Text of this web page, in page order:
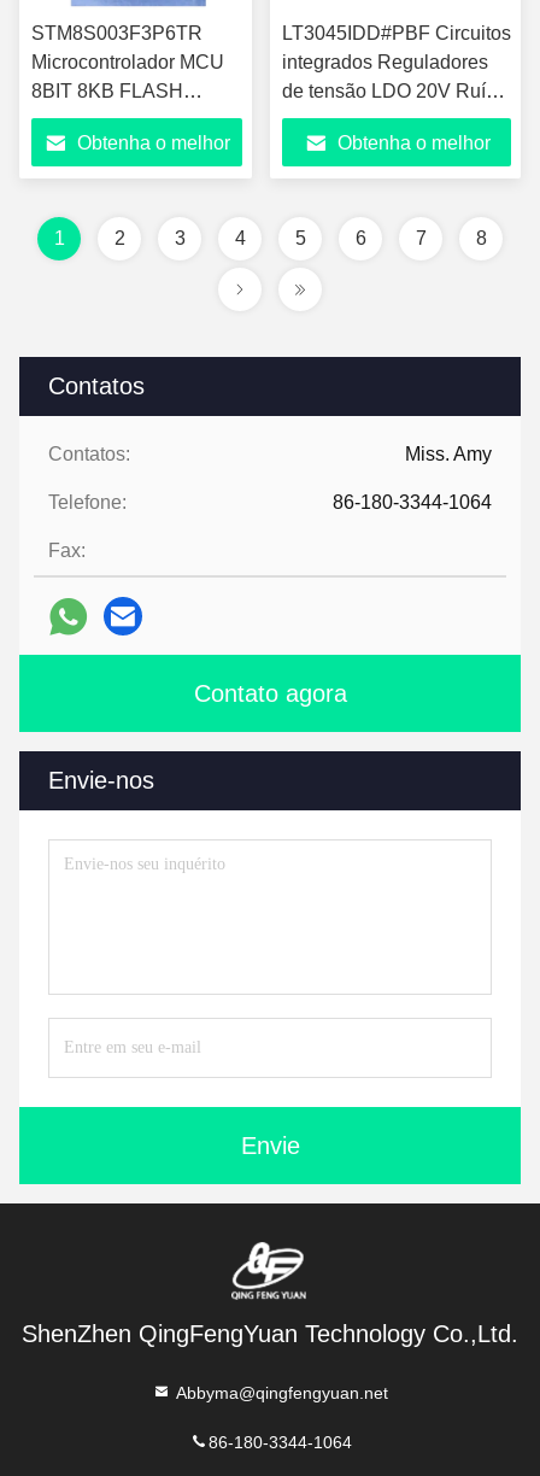
Contatos
Contatos: Miss. Amy
Telefone: 86-180-3344-1064
Fax:
Contato agora
Envie-nos
Envie
STM8S003F3P6TR
Microcontrolador MCU
8BIT 8KB FLASH
20TSSOP
Obtenha o melhor
LT3045IDD#PBF Circuitos
integrados Reguladores
de tensão LDO 20V Ruído
ultrabaixo Ult
Obtenha o melhor
1 2 3 4 5 6 7 8
ShenZhen QingFengYuan Technology Co.,Ltd.
Abbyma@qingfengyuan.net
86-180-3344-1064